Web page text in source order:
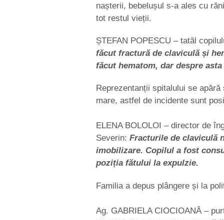
nașterii, bebelușul s-a ales cu
tot restul vieții.
ȘTEFAN POPESCU – tatăl
făcut fractură de claviculă și
făcut hematom, dar despre
Reprezentanții spitalului se
mare, astfel de incidente sunt
ELENA BOLOLOI – director de
Severin: Fracturile de claviculă
imobilizare. Copilul a fost
poziția fătului la expulzie.
Familia a depus plângere și la
Ag. GABRIELA CIOCIOANĂ –